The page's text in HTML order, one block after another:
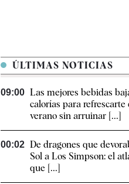
ÚLTIMAS NOTICIAS
09:00 Las mejores bebidas
calorías para refrescarte
verano sin arruinar [...]
00:02 De dragones que
Sol a Los Simpson: el
que [...]